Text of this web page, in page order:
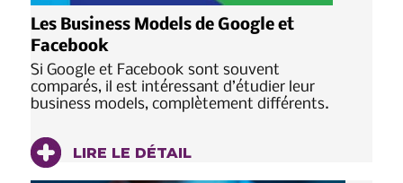
Les Business Models de Google et
Facebook
Si Google et Facebook sont souvent
comparés, il est intéressant d’étudier leur
business models, complètement différents.
LIRE LE DÉTAIL